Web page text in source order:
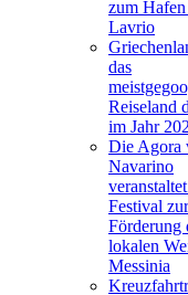
zum
Lavrio
das
Reiseland
im Jahr
Die Agora
Navarino
Festival zur
Förderung
lokalen
Messinia